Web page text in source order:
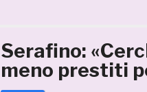
Serafino:
meno prestiti